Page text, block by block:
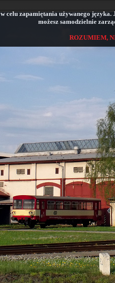
celu zapamiętania używanego
możesz samodzielnie
ROZUMIEM,